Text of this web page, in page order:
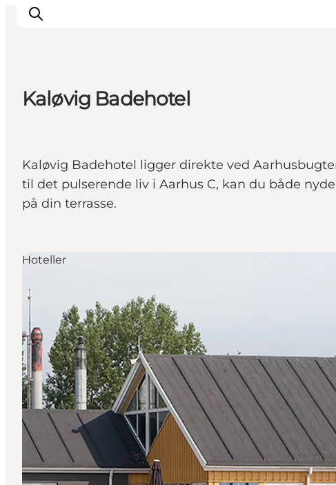
Byer og steder
Planlæg ferien
Transport
Kaløvig Badehotel
Kaløvig Badehotel ligger direkte ved
til det pulserende liv i Aarhus C, kan du både
på din terrasse.
Hoteller